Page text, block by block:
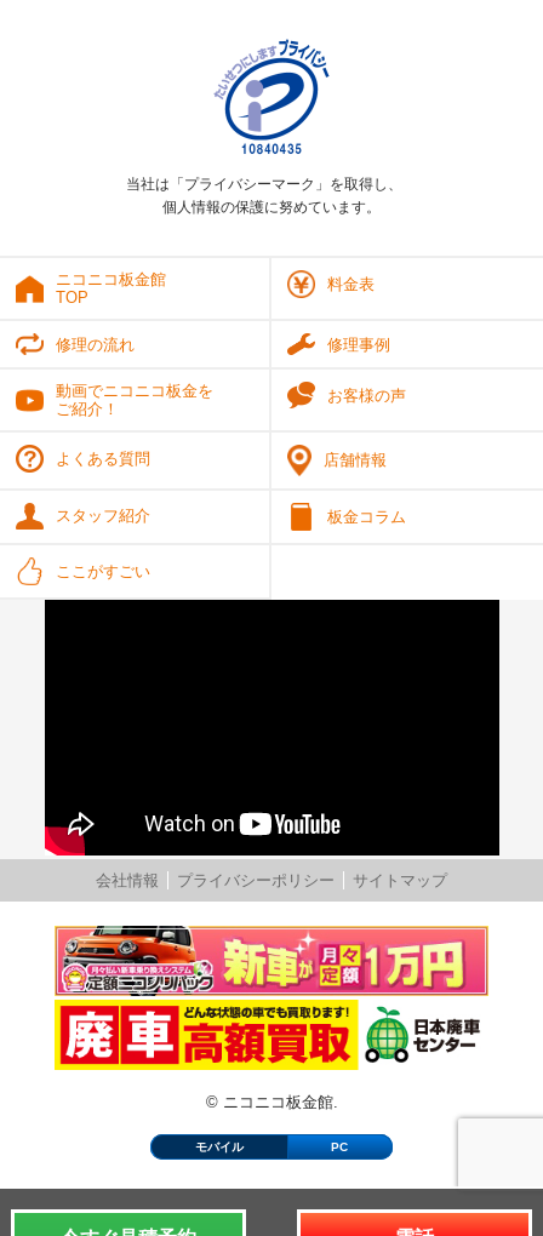
当社は「プライバシーマーク」を取得し、
個人情報の保護に努めています。
ニコニコ板金館
TOP
料金表
修理の流れ 修理事例
動画でニコニコ板金を
ご紹介！
お客様の声
よくある質問 店舗情報
スタッフ紹介 板金コラム
ここがすごい
会社情報 プライバシーポリシー サイトマップ
© ニコニコ板金館.
モバイル PC